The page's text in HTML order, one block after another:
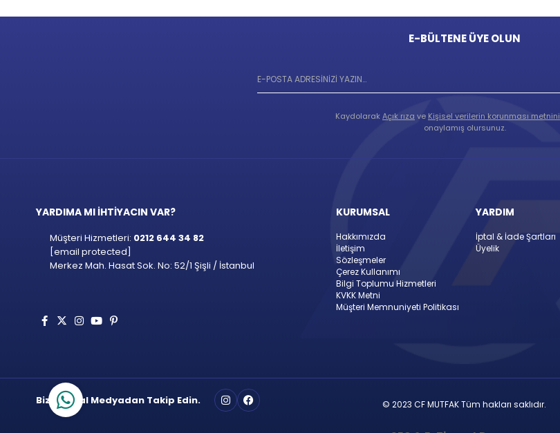
E-BÜLTENE ÜYE OLUN
KaydolarakAçık rıza ve Kişisel verilerin korunması metnini
onaylamış olursunuz.
YARDIMA MI İHTİYACIN VAR?
Müşteri Hizmetleri: 0212 644 34 82
[email protected]
Merkez Mah. Hasat Sok. No: 52/1 Şişli / İstanbul
KURUMSAL
Hakkımızda
İletişim
Sözleşmeler
Çerez Kullanımı
Bilgi Toplumu Hizmetleri
KVKK Metni
Müşteri Memnuniyeti Politikası
YARDIM
İptal & İade Şartları
Üyelik
Bizi Sosyal Medyadan Takip Edin. © 2023 CF MUTFAK Tüm hakları saklıdır.